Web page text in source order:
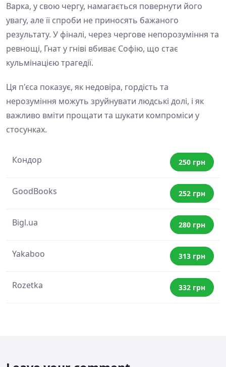
Варка, у свою чергу, намагається повернути його
увагу, але її спроби не приносять бажаного
результату. У фіналі, через чергове непорозуміння та
ревнощі, Гнат у гніві вбиває Софію, що стає
кульмінацією трагедії.
Ця п'єса показує, як недовіра, гордість та
нерозуміння можуть зруйнувати людські долі, і як
важливо вміти прощати та шукати компроміси у
стосунках.
Кондор 250 грн
GoodBooks 252 грн
Bigl.ua 280 грн
Yakaboo 313 грн
Rozetka 332 грн